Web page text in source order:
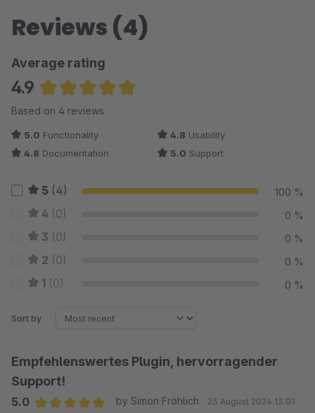
Reviews (4)
Average rating
4.9
Average rating of 4.88 out of 5 stars
Based on 4 reviews
5.0 Functionality 4.8 Usability
4.8 Documentation 5.0 Support
5 (4) 100 %
4 (0) 0 %
3 (0) 0 %
2 (0) 0 %
1 (0) 0 %
Sort by
Empfehlenswertes Plugin, hervorragender
Support!
5.0
by Simon Fröhlich 23 August 2024 13:01